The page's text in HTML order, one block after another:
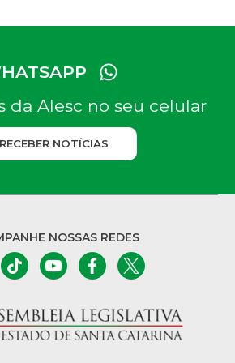
da Alesc no seu celular
RECEBER NOTÍCIAS
NOSSAS REDES